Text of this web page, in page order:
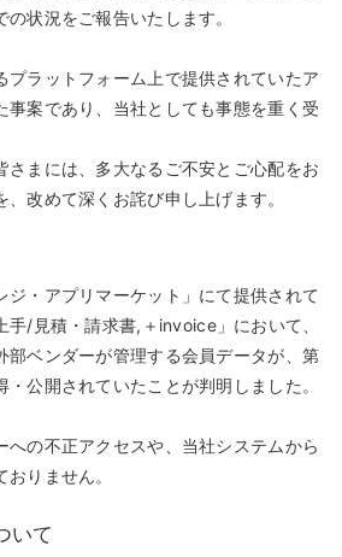
状況をご報告いたします。
プラットフォーム上で提供されていたア
事案であり、当社としても事態を重く受
さまには、多大なるご不安とご心配をお
改めて深くお詫び申し上げます。
ジ・アプリマーケット」にて提供されて
手/見積・請求書,＋invoice」において、
部ベンダーが管理する会員データが、第
公開されていたことが判明しました。
への不正アクセスや、当社システムから
りません。
いて